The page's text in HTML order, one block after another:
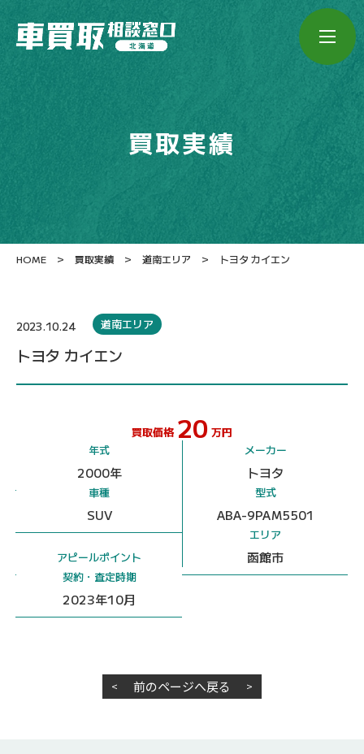
買取実績
HOME > 買取実績 > 道南エリア > トヨタ カイエン
2023.10.24 道南エリア
トヨタ カイエン
買取価格 20 万円
年式
2000年
メーカー
トヨタ
車種
SUV
型式
ABA-9PAM5501
アピールポイント
エリア
函館市
契約・査定時期
2023年10月
< 前のページへ戻る >